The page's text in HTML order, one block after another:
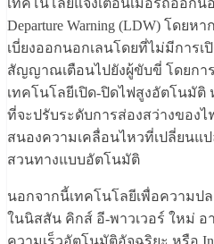
เทคโนโลยีแจ้งเตือนเมื่อรถออกน
Departure Warning (LDW) โดยห
เบี่ยงออกนอกเลนโดยที่ไม่มีการเ
สัญญาณเตือนไปยังผู้ขับขี่ โดยกา
เทคโนโลยีเปิด-ปิดไฟสูงอัตโนมัติ
ที่จะปรับระดับการส่องสว่างของ
สนองความเคลื่อนไหวที่เปลี่ยนแป
สวนทางแบบอัตโนมัติ
นอกจากนี้เทคโนโลยีเพื่อความป
ในนิสสัน คิกส์ อี-พาวเวอร์ ใหม่ อ